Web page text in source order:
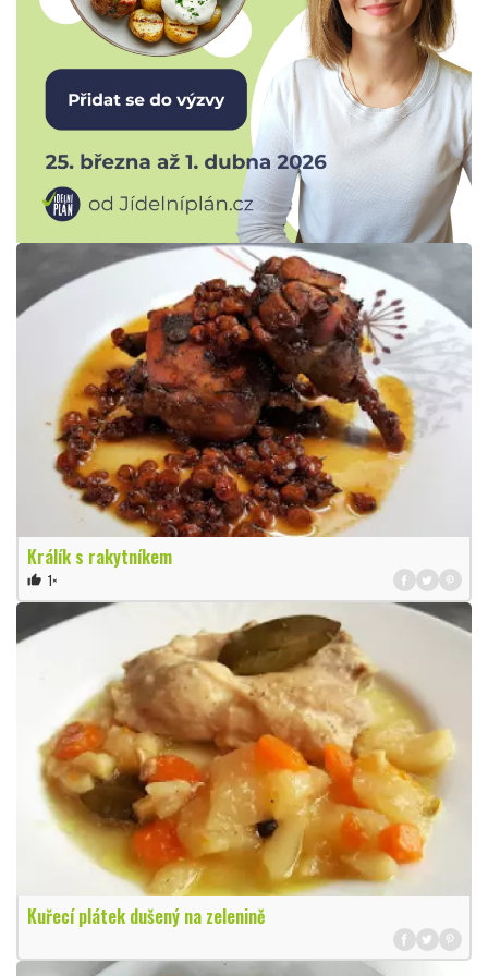
Králík s rakytníkem
thumb_up 1×
Kuřecí plátek dušený na zelenině